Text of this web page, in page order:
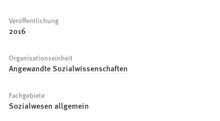
Veröffentlichung
2016
Organisationseinheit
Angewandte Sozialwissenschaften
Fachgebiete
Sozialwesen allgemein